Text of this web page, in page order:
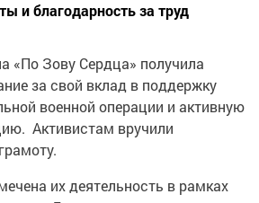
и благодарность за труд
«По Зову Сердца» получила
за свой вклад в поддержку
военной операции и активную
Активистам вручили
их деятельность в рамках